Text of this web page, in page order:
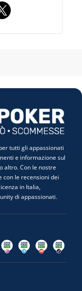
tutti gli appassionati
e informazione sul
altro. Con le nostre
con le recensioni dei
in Italia,
di appassionati.